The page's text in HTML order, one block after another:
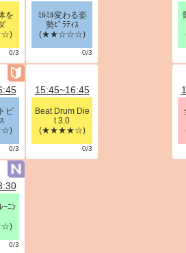
を
0/3
ﾐﾙﾐﾙ変わる姿
勢ﾋﾟﾗﾃｨｽ
(★★☆☆☆)
0/3
ピ
0/3
15:45~16:45
Beat Drum Die
t 3.0
(★★★★☆)
0/3
ｰﾆﾝ
0/3